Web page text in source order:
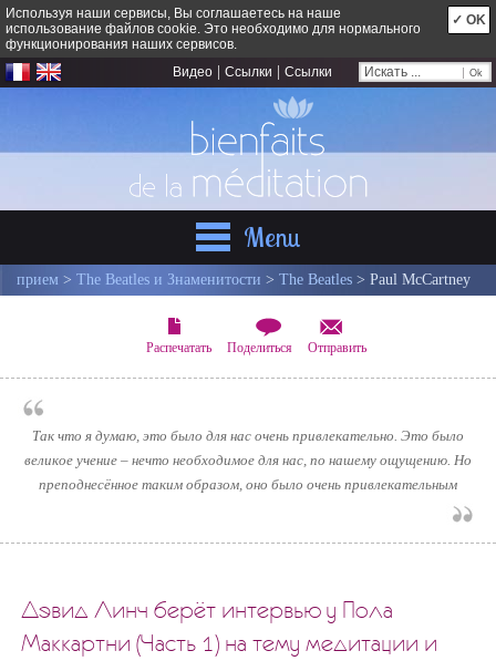
Используя наши сервисы, Вы соглашаетесь на наше
использование файлов cookie. Это необходимо для нормального
функционирования наших сервисов.
✓ OK
Видео Ссылки Ссылки
Menu
прием > The Beatles и Знаменитости > The Beatles > Paul McCartney
Распечатать Поделиться Отправить
Так что я думаю, это было для нас очень привлекательно. Это было
великое учение – нечто необходимое для нас, по нашему ощущению. Но
преподнесённое таким образом, оно было очень привлекательным
Дэвид Линч берёт интервью у Пола
Маккартни (Часть 1) на тему медитации и